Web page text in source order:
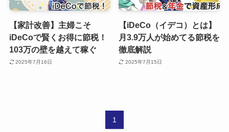
【家計改善】主婦こそ
iDeCoで賢くお得に節税！
103万の壁を越えて稼ぐ
2025年7月16日
【iDeCo（イデコ）とは】
月3.9万人が始めてる節税を
徹底解説
2025年7月15日
1